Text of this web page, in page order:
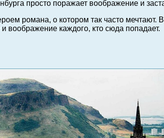
просто поражает воображение и
романа, о котором так часто
воображение каждого, кто сюда попадает.